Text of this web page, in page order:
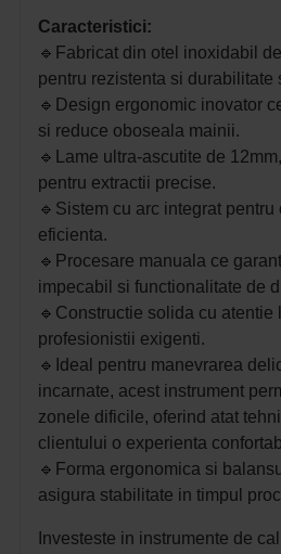
Caracteristici:
🔹 Fabricat din otel inoxidabil
pentru rezistenta si durabilitate
🔹 Design ergonomic inovator
si reduce oboseala mainii.
🔹
Lame ultra-ascutite de
pentru extractii precise.
🔹 Sistem cu arc integrat
eficienta.
🔹 Procesare manuala ce
impecabil si functionalitate de
🔹 Constructie solida cu atentie
profesionistii exigenti.
🔹 Ideal pentru manevrarea
incarnate, acest instrument
zonele dificile, oferind atat
clientului o experienta
🔹 Forma ergonomica si
asigura stabilitate in timpul
Investeste in instrumente de